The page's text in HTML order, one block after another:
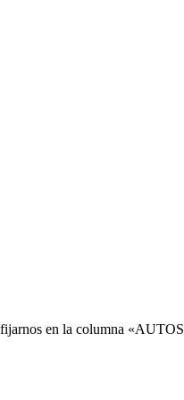
fijarnos en la columna